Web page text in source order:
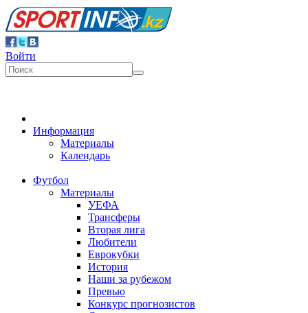
Войти
Информация
Материалы
Календарь
Футбол
Материалы
УЕФА
Трансферы
Вторая лига
Любители
Еврокубки
История
Наши за рубежом
Превью
Конкурс прогнозистов